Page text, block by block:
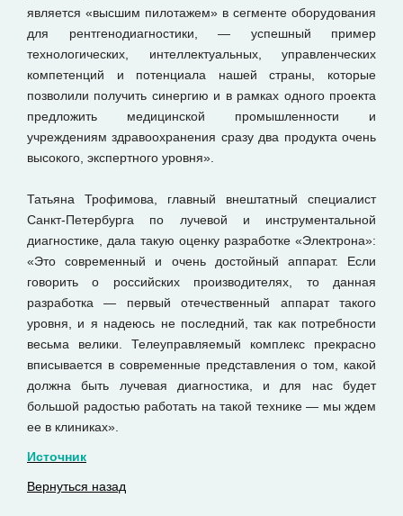
является «высшим пилотажем» в сегменте оборудования
для рентгенодиагностики, — успешный пример
технологических, интеллектуальных, управленческих
компетенций и потенциала нашей страны, которые
позволили получить синергию и в рамках одного проекта
предложить медицинской промышленности и
учреждениям здравоохранения сразу два продукта очень
высокого, экспертного уровня».
Татьяна Трофимова, главный внештатный специалист
Санкт-Петербурга по лучевой и инструментальной
диагностике, дала такую оценку разработке «Электрона»:
«Это современный и очень достойный аппарат. Если
говорить о российских производителях, то данная
разработка — первый отечественный аппарат такого
уровня, и я надеюсь не последний, так как потребности
весьма велики. Телеуправляемый комплекс прекрасно
вписывается в современные представления о том, какой
должна быть лучевая диагностика, и для нас будет
большой радостью работать на такой технике — мы ждем
ее в клиниках».
Источник
Вернуться назад